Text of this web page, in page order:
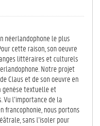
néerlandophone le plus
cette raison, son oeuvre
littéraires et culturels
Notre projet
Claus et de son oeuvre en
genèse textuelle et
l’importance de la
francophonie, nous portons
sans l’isoler pour